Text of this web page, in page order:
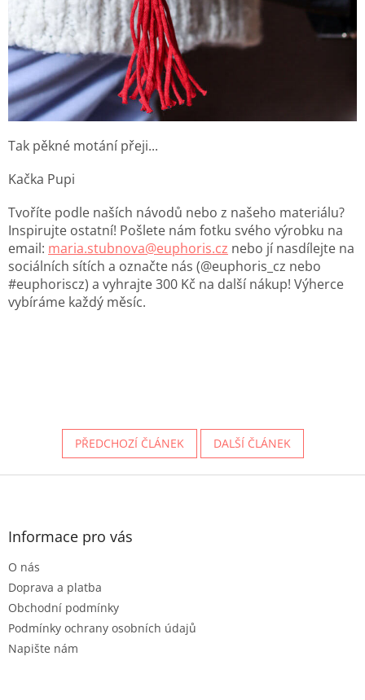
Tak pěkné motání přeji...
Kačka Pupi
Tvoříte podle naších návodů nebo z našeho materiálu?
Inspirujte ostatní! Pošlete nám fotku svého výrobku na
email: maria.stubnova@euphoris.cz nebo jí nasdílejte na
sociálních sítích a označte nás (@euphoris_cz nebo
#euphoriscz) a vyhrajte 300 Kč na další nákup! Výherce
vybíráme každý měsíc.
PŘEDCHOZÍ ČLÁNEK DALŠÍ ČLÁNEK
Z
Informace pro vás
O nás
Doprava a platba
Obchodní podmínky
Podmínky ochrany osobních údajů
Napište nám